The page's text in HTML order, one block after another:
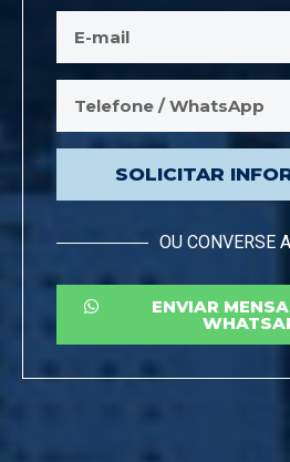
SOLICITAR
OU CONVERSE
ENVIAR